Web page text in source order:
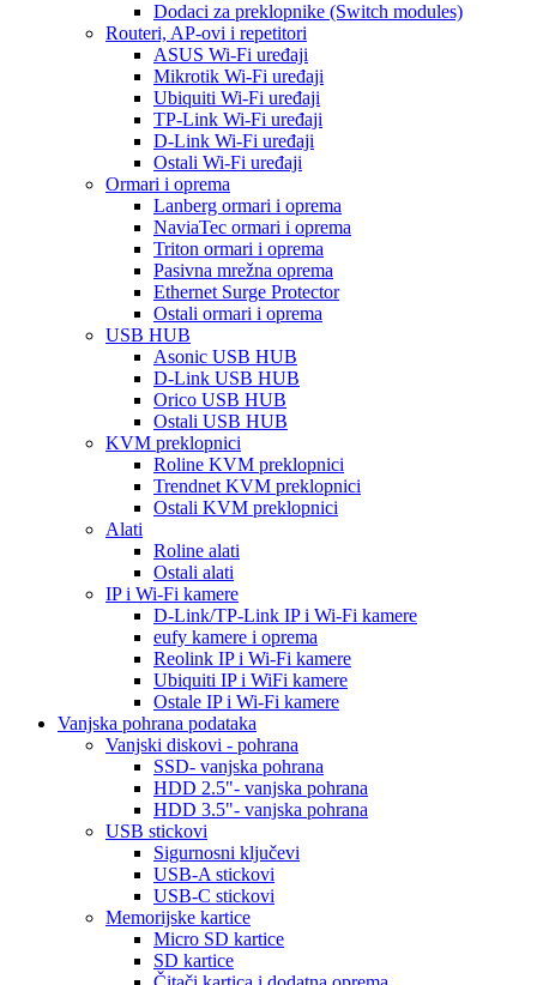
Dodaci za preklopnike (Switch modules)
Routeri, AP-ovi i repetitori
ASUS Wi-Fi uređaji
Mikrotik Wi-Fi uređaji
Ubiquiti Wi-Fi uređaji
TP-Link Wi-Fi uređaji
D-Link Wi-Fi uređaji
Ostali Wi-Fi uređaji
Ormari i oprema
Lanberg ormari i oprema
NaviaTec ormari i oprema
Triton ormari i oprema
Pasivna mrežna oprema
Ethernet Surge Protector
Ostali ormari i oprema
USB HUB
Asonic USB HUB
D-Link USB HUB
Orico USB HUB
Ostali USB HUB
KVM preklopnici
Roline KVM preklopnici
Trendnet KVM preklopnici
Ostali KVM preklopnici
Alati
Roline alati
Ostali alati
IP i Wi-Fi kamere
D-Link/TP-Link IP i Wi-Fi kamere
eufy kamere i oprema
Reolink IP i Wi-Fi kamere
Ubiquiti IP i WiFi kamere
Ostale IP i Wi-Fi kamere
Vanjska pohrana podataka
Vanjski diskovi - pohrana
SSD- vanjska pohrana
HDD 2.5"- vanjska pohrana
HDD 3.5"- vanjska pohrana
USB stickovi
Sigurnosni ključevi
USB-A stickovi
USB-C stickovi
Memorijske kartice
Micro SD kartice
SD kartice